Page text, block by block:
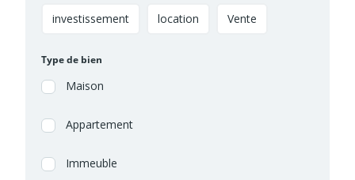
investissement location Vente
Type de bien
Maison
Appartement
Immeuble